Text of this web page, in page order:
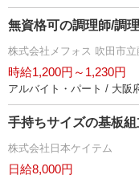
無資格可の調理師/調
株式会社メフォス 吹田市
時給1,200円～1,230円
アルバイト・パート / 大阪
手持ちサイズの基板
株式会社日本ケイテム
日給8,000円